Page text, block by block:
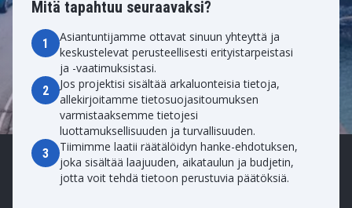
Mitä tapahtuu seuraavaksi?
1
Asiantuntijamme ottavat sinuun yhteyttä ja
keskustelevat perusteellisesti erityistarpeistasi
ja -vaatimuksistasi.
2
Jos projektisi sisältää arkaluonteisia tietoja,
allekirjoitamme tietosuojasitoumuksen
varmistaaksemme tietojesi
luottamuksellisuuden ja turvallisuuden.
3
Tiimimme laatii räätälöidyn hanke-ehdotuksen,
joka sisältää laajuuden, aikataulun ja budjetin,
jotta voit tehdä tietoon perustuvia päätöksiä.